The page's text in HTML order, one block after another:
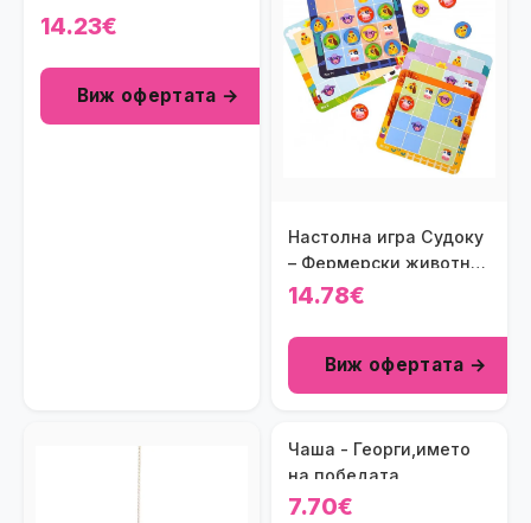
14.23€
Виж офертата →
Настолна игра Судоку
– Фермерски животни
Тooky Toy
14.78€
Виж офертата →
Чаша - Георги,името
на победата
7.70€